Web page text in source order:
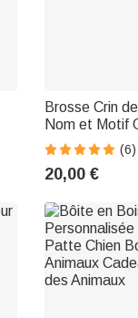
Brosse Crin
Nom et Motif
pour
(6)
20,00 €